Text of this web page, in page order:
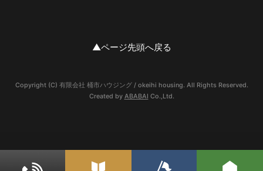
▲ページ先頭へ戻る
Copyright (C) 有限会社 桶市ハウジング / okeihi housing. All Rights Reserved.
Created by ABABAI Co.,Ltd.